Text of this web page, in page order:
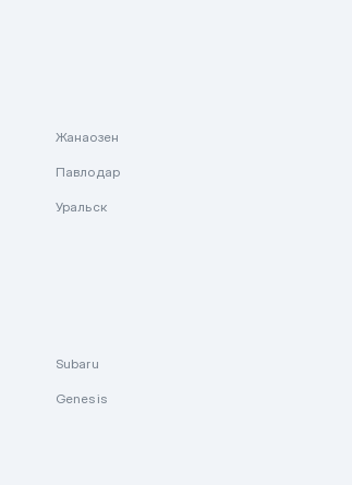
Жанаозен
Павлодар
Уральск
Subaru
Genesis